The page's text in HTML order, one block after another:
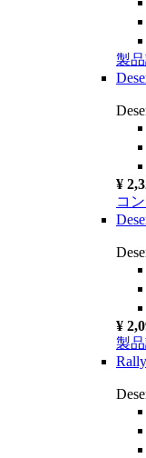
製
¥
コ
¥
製
Rally